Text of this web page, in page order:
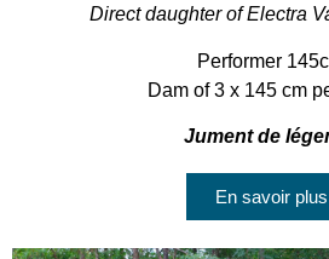
Direct daughter of Electra
Performer
Dam of 3 x 145 cm
Jument de
En savoir plus